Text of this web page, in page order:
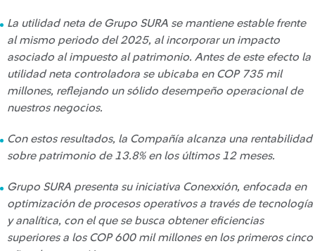
La utilidad neta de Grupo SURA se mantiene estable frente
al mismo periodo del 2025, al incorporar un impacto
asociado al impuesto al patrimonio. Antes de este efecto la
utilidad neta controladora se ubicaba en COP 735 mil
millones, reflejando un sólido desempeño operacional de
nuestros negocios.
Con estos resultados, la Compañía alcanza una rentabilidad
sobre patrimonio de 13.8% en los últimos 12 meses.
Grupo SURA presenta su iniciativa Conexxión, enfocada en
optimización de procesos operativos a través de tecnología
y analítica, con el que se busca obtener eficiencias
superiores a los COP 600 mil millones en los primeros cinco